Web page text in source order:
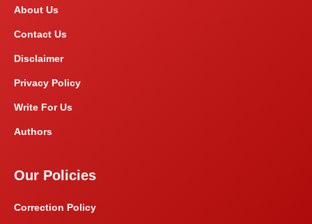
About Us
Contact Us
Disclaimer
Privacy Policy
Write For Us
Authors
Our Policies
Correction Policy